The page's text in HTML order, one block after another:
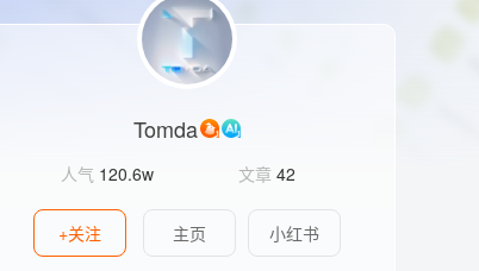
Tomda
人气 120.6w 文章 42
+关注 主页 小红书